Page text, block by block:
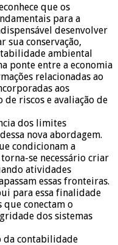
que os
para a
desenvolver
sua conservação,
ambiental
ponte entre a economia
relacionadas ao
aos
de riscos e avaliação de
dos limites
nova abordagem.
condicionam a
se necessário criar
atividades
essas fronteiras.
para essa finalidade
conectam o
dos sistemas
da contabilidade